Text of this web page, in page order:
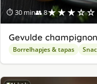
⏱ 30 min👥 8★★★☆☆
Gevulde
Borrelhapjes & tapas